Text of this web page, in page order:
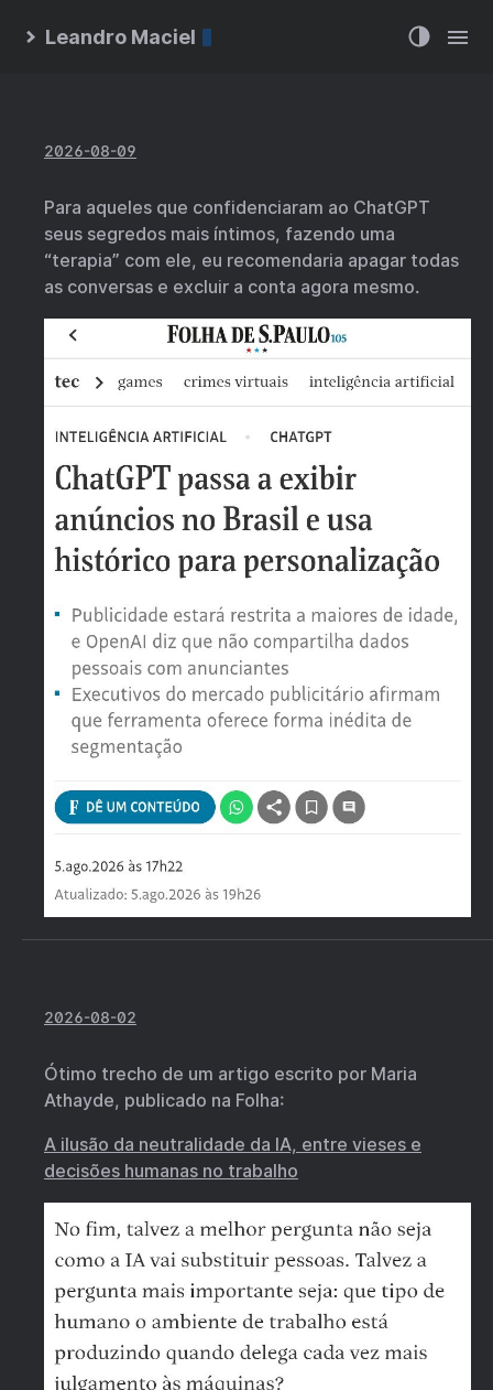
Leandro Maciel
2026-08-09
Para aqueles que confidenciaram ao ChatGPT
seus segredos mais íntimos, fazendo uma
“terapia” com ele, eu recomendaria apagar todas
as conversas e excluir a conta agora mesmo.
2026-08-02
Ótimo trecho de um artigo escrito por Maria
Athayde, publicado na Folha:
A ilusão da neutralidade da IA, entre vieses e
decisões humanas no trabalho